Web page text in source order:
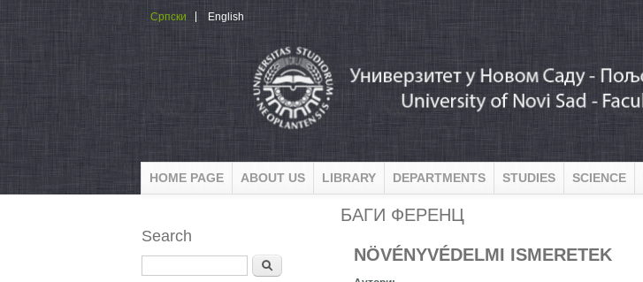
Skip to main content
Српски English
HOME PAGE ABOUT US LIBRARY DEPARTMENTS STUDIES SCIENCE
БАГИ ФЕРЕНЦ
NÖVÉNYVÉDELMI ISMERETEK
Search